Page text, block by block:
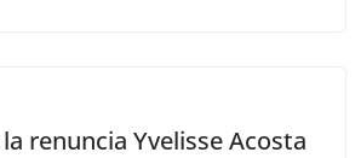
renuncia Yvelisse Acosta